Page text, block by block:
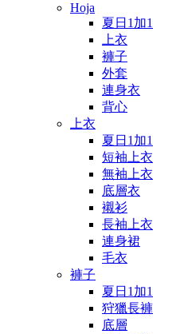
Hoja
夏日1加1
上衣
褲子
外套
連身衣
背心
上衣
夏日1加1
短袖上衣
無袖上衣
底層衣
襯衫
長袖上衣
連身裙
毛衣
褲子
夏日1加1
狩獵長褲
底層